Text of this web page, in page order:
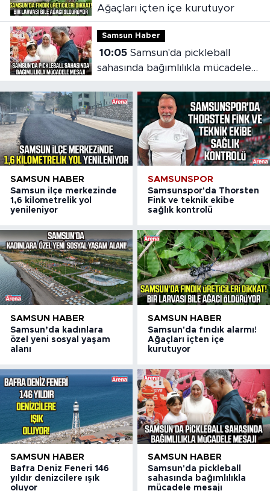
Ağaçları içten içe kurutuyor
Samsun Haber
10:05Samsun'da pickleball
sahasında bağımlılıkla mücadele
mesajı
SAMSUN HABER
Samsun ilçe merkezinde
1,6 kilometrelik yol
yenileniyor
SAMSUNSPOR
Samsunspor'da Thorsten
Fink ve teknik ekibe
sağlık kontrolü
SAMSUN HABER
Samsun’da kadınlara
özel yeni sosyal yaşam
alanı
SAMSUN HABER
Samsun'da fındık alarmı!
Ağaçları içten içe
kurutuyor
SAMSUN HABER
Bafra Deniz Feneri 146
yıldır denizcilere ışık
oluyor
SAMSUN HABER
Samsun'da pickleball
sahasında bağımlılıkla
mücadele mesajı